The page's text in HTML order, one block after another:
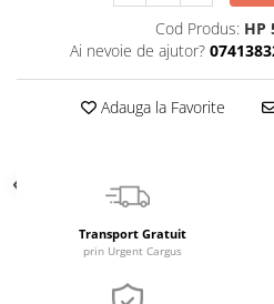
Cod Produs: HP
Ai nevoie de ajutor?
Adauga la Favorite
Transport Gratuit
prin Urgent Cargus